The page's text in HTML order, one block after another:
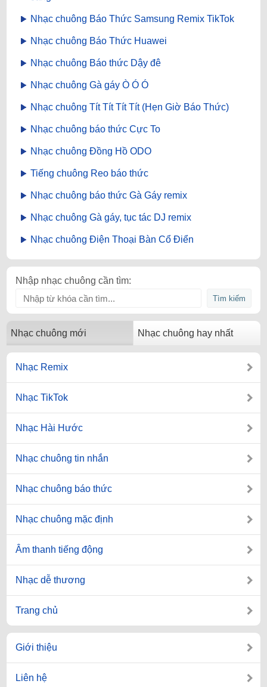
Nhạc chuông Báo Thức Samsung Remix TikTok
Nhạc chuông Báo Thức Huawei
Nhạc chuông Báo thức Dậy đê
Nhạc chuông Gà gáy Ò Ó Ó
Nhạc chuông Tít Tít Tít Tít (Hẹn Giờ Báo Thức)
Nhạc chuông báo thức Cực To
Nhạc chuông Đồng Hồ ODO
Tiếng chuông Reo báo thức
Nhạc chuông báo thức Gà Gáy remix
Nhạc chuông Gà gáy, tục tác DJ remix
Nhạc chuông Điện Thoại Bàn Cổ Điển
Nhập nhạc chuông cần tìm:
Nhạc chuông mới Nhạc chuông hay nhất
Nhạc Remix
Nhạc TikTok
Nhạc Hài Hước
Nhạc chuông tin nhắn
Nhạc chuông báo thức
Nhạc chuông mặc định
Âm thanh tiếng động
Nhạc dễ thương
Trang chủ
Giới thiệu
Liên hệ